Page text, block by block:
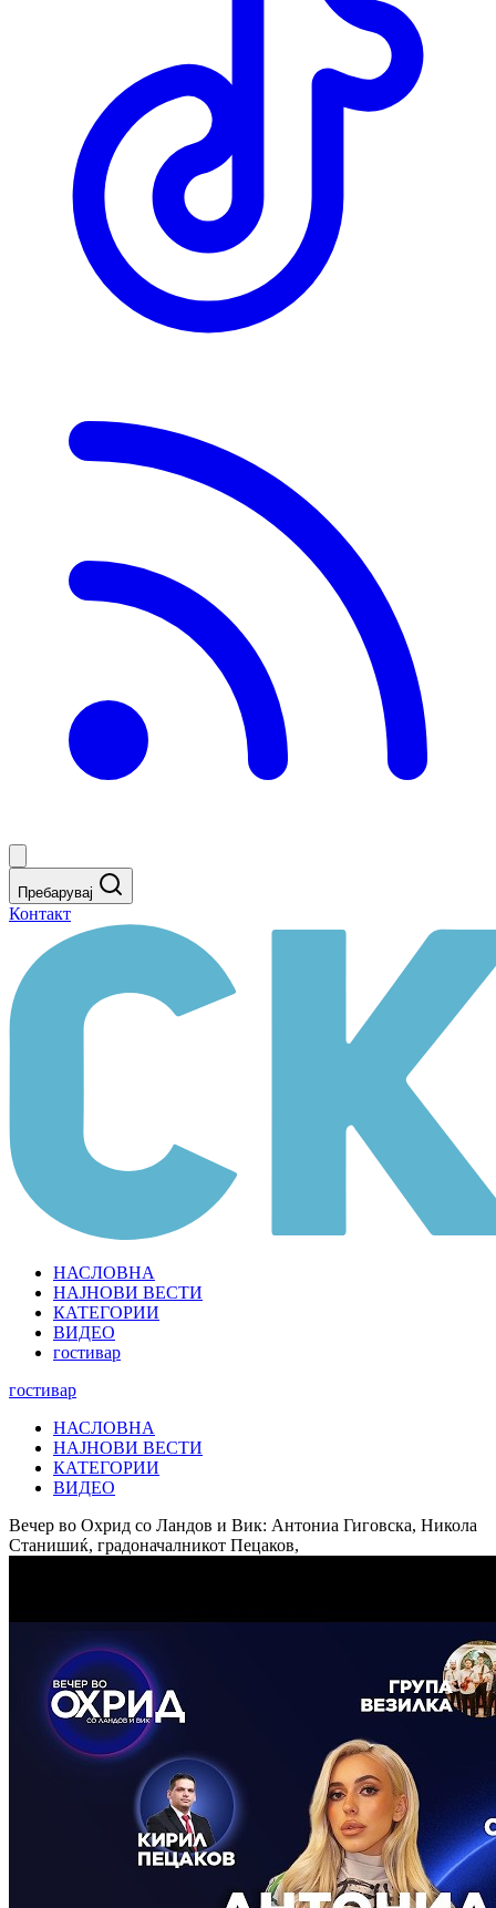
Пребарувај
Контакт
НАСЛОВНА
НАЈНОВИ ВЕСТИ
КАТЕГОРИИ
ВИДЕО
гостивар
гостивар
НАСЛОВНА
НАЈНОВИ ВЕСТИ
КАТЕГОРИИ
ВИДЕО
Вечер во Охрид со Ландов и Вик: Антониа Гиговска, Никола
Станишиќ, градоначалникот Пецаков,